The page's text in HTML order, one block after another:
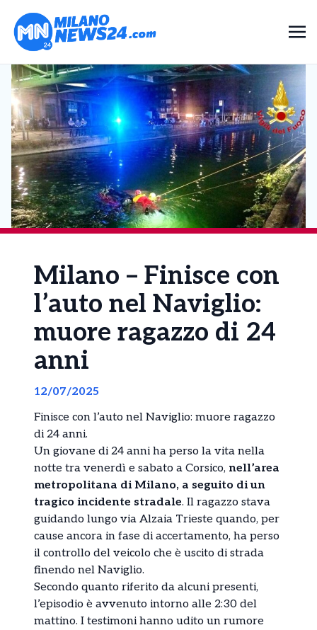
Milano – Finisce con
l’auto nel Naviglio:
muore ragazzo di 24
anni
12/07/2025
Finisce con l’auto nel Naviglio: muore ragazzo
di 24 anni.
Un giovane di 24 anni ha perso la vita nella
notte tra venerdì e sabato a Corsico, nell’area
metropolitana di Milano, a seguito di un
tragico incidente stradale. Il ragazzo stava
guidando lungo via Alzaia Trieste quando, per
cause ancora in fase di accertamento, ha perso
il controllo del veicolo che è uscito di strada
finendo nel Naviglio.
Secondo quanto riferito da alcuni presenti,
l’episodio è avvenuto intorno alle 2:30 del
mattino. I testimoni hanno udito un rumore